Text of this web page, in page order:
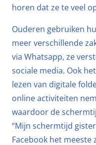
horen dat ze te veel
Ouderen gebruiken
meer verschillende
via Whatsapp, ze
sociale media. Ook
lezen van digitale
online activiteiten
waardoor de
“Mijn schermtijd
Facebook het meeste